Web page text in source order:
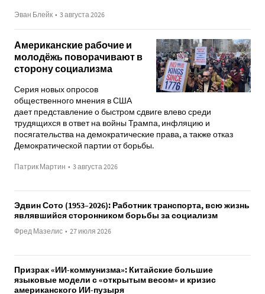
Эван Блейк • 3 августа 2026
Американские рабочие и
молодёжь поворачивают в
сторону социализма
Серия новых опросов
общественного мнения в США
дает представление о быстром сдвиге влево среди
трудящихся в ответ на войны Трампа, инфляцию и
посягательства на демократические права, а также отказ
Демократической партии от борьбы.
Патрик Мартин • 3 августа 2026
Эдвин Сото (1953–2026): Работник транспорта, всю жизнь
являвшийся сторонником борьбы за социализм
Фред Мазелис • 27 июля 2026
Призрак «ИИ-коммунизма»: Китайские большие
языковые модели с «открытым весом» и кризис
американского ИИ-пузыря